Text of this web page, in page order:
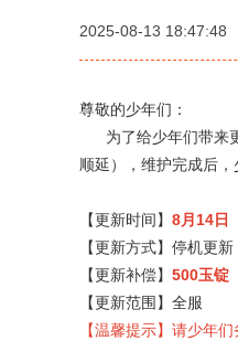
2025-08-13 18:47:48
尊敬的少年们：
为了给少年们带来
顺延），维护完成后
【更新时间】 8月14日
【更新方式】停机更新
【更新补偿】 500玉锭
【更新范围】全服
【温馨提示】请少年